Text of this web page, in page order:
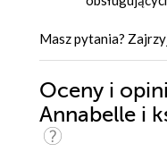
Masz pytania?
Oceny i
Annabelle i